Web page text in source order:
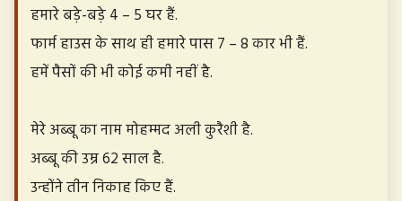
हमारे बड़े-बड़े 4 – 5 घर हैं.
फार्म हाउस के साथ ही हमारे पास 7 – 8 कार भी हैं.
हमें पैसों की भी कोई कमी नहीं है.
मेरे अब्बू का नाम मोहम्मद अली कुरैशी है.
अब्बू की उम्र 62 साल है.
उन्होंने तीन निकाह किए हैं.